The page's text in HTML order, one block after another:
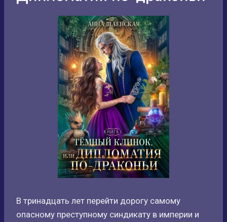
В тринадцать лет перейти дорогу самому
опасному преступному синдикату в империи и